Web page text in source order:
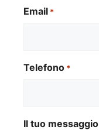
Email *
Telefono *
Il tuo messaggio